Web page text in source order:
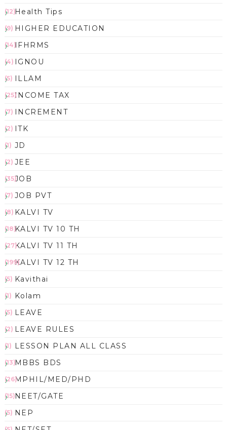
Health Tips
(12)
HIGHER EDUCATION
(9)
IFHRMS
(14)
IGNOU
(4)
ILLAM
(5)
INCOME TAX
(25)
INCREMENT
(7)
ITK
(2)
JD
(1)
JEE
(2)
JOB
(35)
JOB PVT
(7)
KALVI TV
(8)
KALVI TV 10 TH
(18)
KALVI TV 11 TH
(27)
KALVI TV 12 TH
(199)
Kavithai
(5)
Kolam
(1)
LEAVE
(5)
LEAVE RULES
(2)
LESSON PLAN ALL CLASS
(1)
MBBS BDS
(13)
MPHIL/MED/PHD
(26)
NEET/GATE
(15)
NEP
(5)